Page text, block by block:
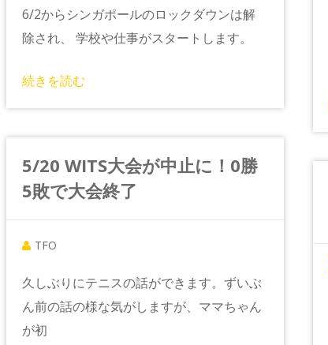
6/2からシンガポールのロックダウンは解
除され、 学校や仕事がスタートします。
続きを読む
5/20 WITS大会が中止に！0勝
5敗で大会終了
TFO
久しぶりにテニスの話ができます。ずいぶ
ん前の話の様な気がしますが、ママちゃん
が初